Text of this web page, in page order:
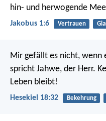
hin- und herwogende
Jakobus 1:6 Vertrauen
Mir gefällt es nicht, wenn
spricht Jahwe, der Herr.
Leben bleibt!
Hesekiel 18:32 Bekehrung